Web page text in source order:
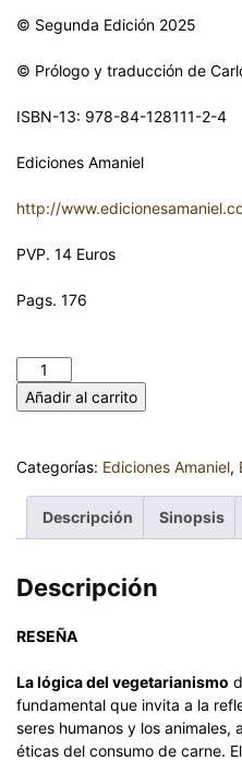
© Segunda Edición 2025
© Prólogo y traducción de
ISBN-13: 978-84-128111-2-4
Ediciones Amaniel
http://
PVP. 14 Euros
Pags. 176
Añadir al carrito
Categorías: Ediciones Amaniel,
Descripción Sinopsis
Descripción
RESEÑA
La lógica del vegetarianismo
fundamental que invita a la
seres humanos y los animales,
éticas del consumo de carne.